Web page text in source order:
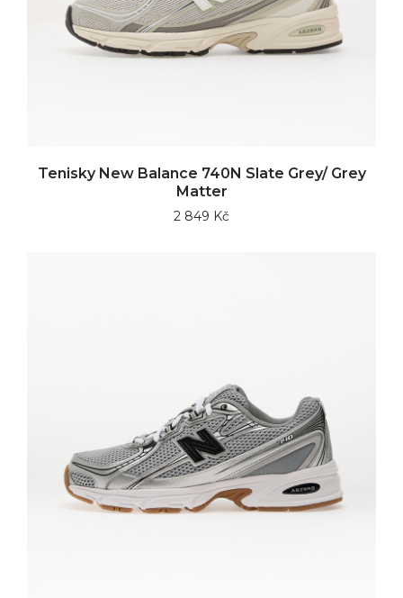
Tenisky New Balance 740N Slate Grey/ Grey
Matter
2 849 Kč